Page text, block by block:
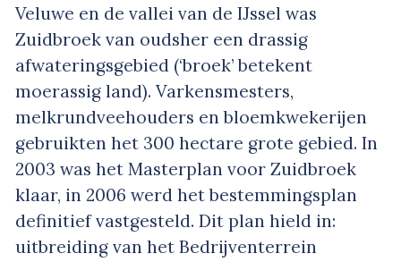
Veluwe en de vallei van de IJssel was
Zuidbroek van oudsher een drassig
afwateringsgebied (‘broek’ betekent
moerassig land). Varkensmesters,
melkrundveehouders en bloemkwekerijen
gebruikten het 300 hectare grote gebied. In
2003 was het Masterplan voor Zuidbroek
klaar, in 2006 werd het bestemmingsplan
definitief vastgesteld. Dit plan hield in:
uitbreiding van het Bedrijventerrein